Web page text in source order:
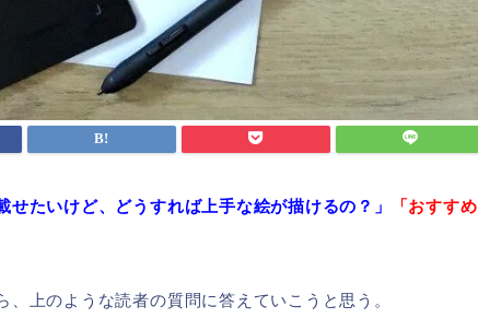
せたいけど、どうすれば上手な絵が描けるの？」
「おすすめ
上のような読者の質問に答えていこうと思う。